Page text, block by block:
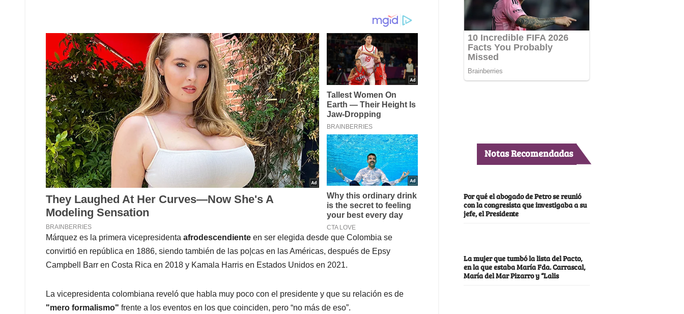
Márquez es la primera vicepresidenta afrodescendiente en ser elegida desde que Colombia se
convirtió en república en 1886, siendo también de las po|cas en las Américas, después de Epsy
Campbell Barr en Costa Rica en 2018 y Kamala Harris en Estados Unidos en 2021.
La vicepresidenta colombiana reveló que habla muy poco con el presidente y que su relación es de
"mero formalismo" frente a los eventos en los que coinciden, pero “no más de eso”.
Notas Recomendadas
Por qué el abogado de Petro se reunió
con la congresista que investigaba a su
jefe, el Presidente
La mujer que tumbó la lista del Pacto,
en la que estaba María Fda. Carrascal,
María del Mar Pizarro y “Lalis